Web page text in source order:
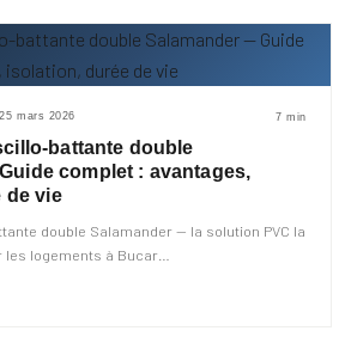
25 mars 2026 7 min
battante double
complet : avantages,
de vie
double Salamander — la solution PVC la
les logements à Bucar